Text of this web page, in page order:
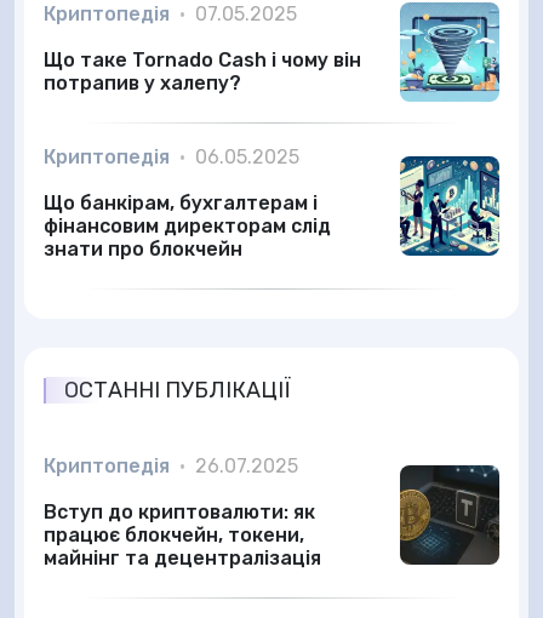
Криптопедія • 07.05.2025
Що таке Tornado Cash і чому він
потрапив у халепу?
Криптопедія • 06.05.2025
Що банкірам, бухгалтерам і
фінансовим директорам слід
знати про блокчейн
ОСТАННІ ПУБЛІКАЦІЇ
Криптопедія • 26.07.2025
Вступ до криптовалюти: як
працює блокчейн, токени,
майнінг та децентралізація